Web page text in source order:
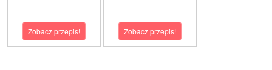
Zobacz przepis! Zobacz przepis!